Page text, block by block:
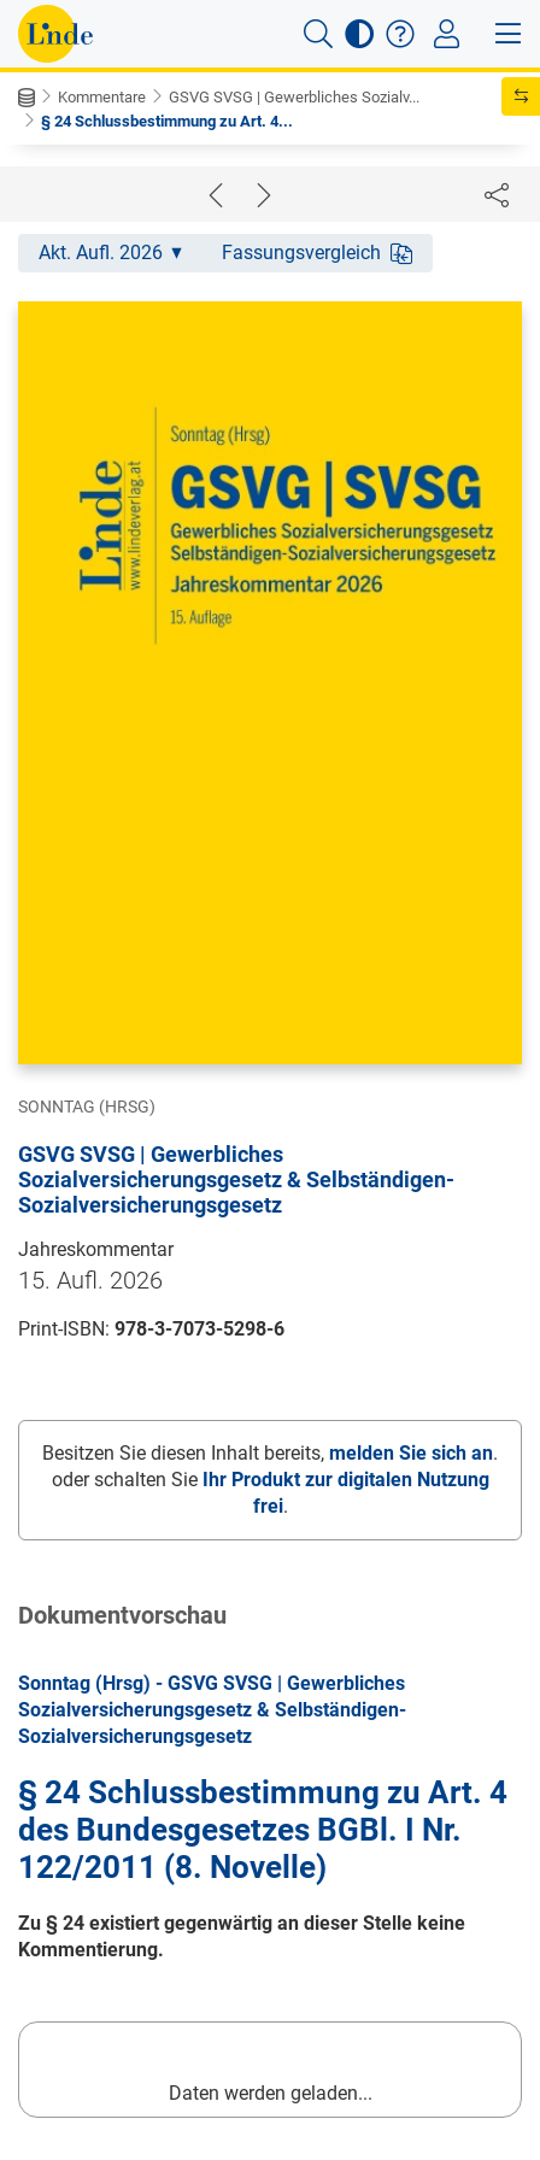
Kommentare
GSVG SVSG | Gewerbliches Sozialv...
§ 24 Schlussbestimmung zu Art. 4...
Akt. Aufl. 2026 Fassungsvergleich
SONNTAG (HRSG)
GSVG SVSG | Gewerbliches
Sozialversicherungsgesetz & Selbständigen-
Sozialversicherungsgesetz
Jahreskommentar
15. Aufl. 2026
Print-ISBN: 978-3-7073-5298-6
Besitzen Sie diesen Inhalt bereits, melden Sie sich an.
oder schalten Sie
Ihr Produkt zur digitalen Nutzung
frei.
Dokumentvorschau
Sonntag (Hrsg) - GSVG SVSG | Gewerbliches
Sozialversicherungsgesetz & Selbständigen-
Sozialversicherungsgesetz
§ 24 Schlussbestimmung zu Art. 4
des Bundesgesetzes BGBl. I Nr.
122/2011 (8. Novelle)
Zu § 24 existiert gegenwärtig an dieser Stelle keine
Kommentierung.
Daten werden geladen...